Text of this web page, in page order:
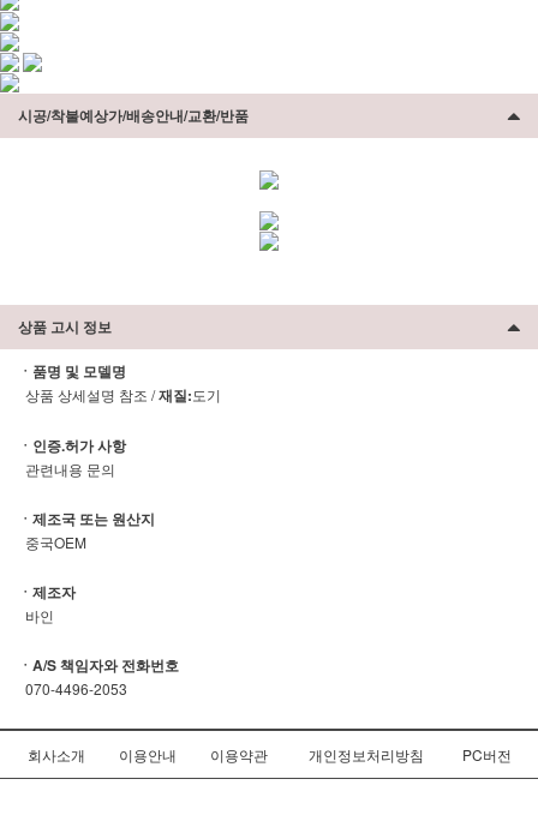
시공/착불예상가/배송안내/교환/반품
상품 고시 정보
ㆍ품명 및 모델명
상품 상세설명 참조 /재질:도기
ㆍ인증.허가 사항
관련내용 문의
ㆍ제조국 또는 원산지
중국OEM
ㆍ제조자
바인
ㆍA/S 책임자와 전화번호
070-4496-2053
회사소개 이용안내 이용약관 개인정보처리방침 PC버전